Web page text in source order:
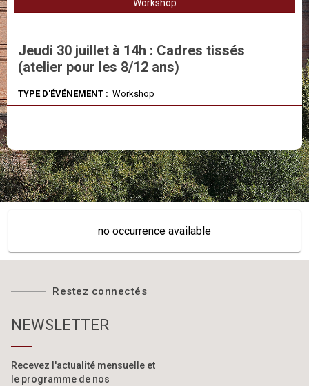
Workshop
Jeudi 30 juillet à 14h : Cadres tissés
(atelier pour les 8/12 ans)
TYPE D'ÉVÉNEMENT : Workshop
no occurrence available
Restez connectés
NEWSLETTER
Recevez l'actualité mensuelle et
le programme de nos